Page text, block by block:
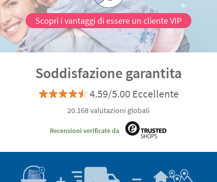
Scopri i vantaggi di essere un cliente VIP
Soddisfazione garantita
4.59/5.00 Eccellente
20.168 valutazioni globali
Recensioni verificate da